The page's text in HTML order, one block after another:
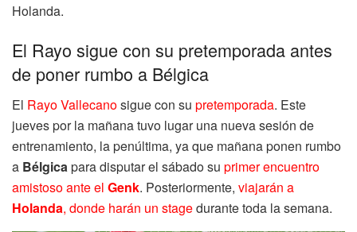
Holanda.
El Rayo sigue con su pretemporada antes
de poner rumbo a Bélgica
El Rayo Vallecanosigue con su pretemporada. Este
jueves por la mañana tuvo lugar una nueva sesión de
entrenamiento, la penúltima, ya que mañana ponen rumbo
a Bélgicapara disputar el sábado su primer encuentro
amistoso ante el Genk. Posteriormente, viajarán a
Holanda, donde harán un stagedurante toda la semana.